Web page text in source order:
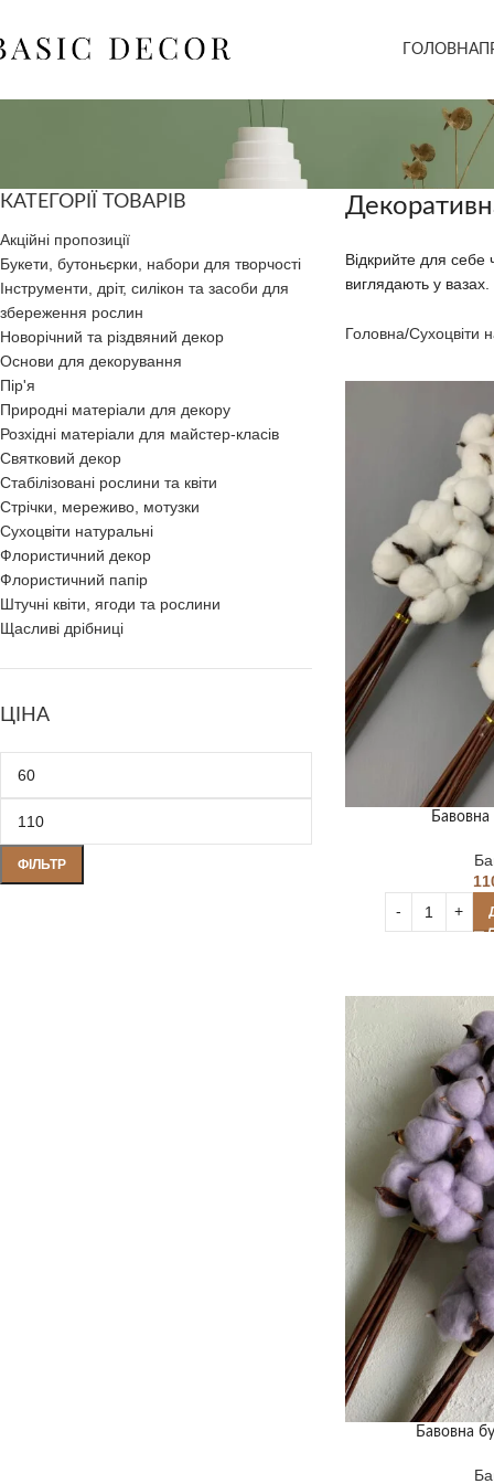
ГОЛОВНА
КАТЕГОРІЇ ТОВАРІВ
Акційні пропозиції
Букети, бутоньєрки, набори для творчості
Інструменти, дріт, силікон та засоби для
збереження рослин
Новорічний та різдвяний декор
Основи для декорування
Пір'я
Природні матеріали для декору
Розхідні матеріали для майстер-класів
Святковий декор
Стабілізовані рослини та квіти
Стрічки, мереживо, мотузки
Сухоцвіти натуральні
Флористичний декор
Флористичний папір
Штучні квіти, ягоди та рослини
Щасливі дрібниці
ЦІНА
ФІЛЬТР
Відкрийте для себе
виглядають у
Головна Сухоцвіти
Бавовна